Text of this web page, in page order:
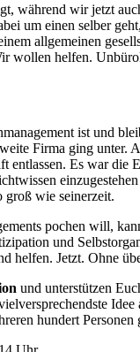
während wir jetzt
um einen selber
allgemeinen
wollen helfen.
ist und
Firma ging
Es war
groß wie seinerzeit.
pochen will,
und
helfen. Jetzt. Ohne
und unterstützen
hundert Personen